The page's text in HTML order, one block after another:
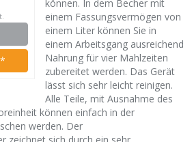
können. In dem Becher mit
einem Fassungsvermögen von
einem Liter können Sie in
einem Arbeitsgang ausreichend
Nahrung für vier Mahlzeiten
zubereitet werden. Das Gerät
lässt sich sehr leicht reinigen.
Alle Teile, mit Ausnahme des
können einfach in der
werden. Der